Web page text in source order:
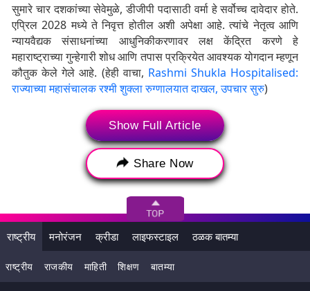
सुमारे चार दशकांच्या सेवेमुळे, डीजीपी पदासाठी वर्मा हे सर्वोच्च दावेदार होते.
एप्रिल 2028 मध्ये ते निवृत्त होतील अशी अपेक्षा आहे. त्यांचे नेतृत्व आणि
न्यायवैद्यक संसाधनांच्या आधुनिकीकरणावर लक्ष केंद्रित करणे हे
महाराष्ट्राच्या गुन्हेगारी शोध आणि तपास प्रक्रियेत आवश्यक योगदान म्हणून
कौतुक केले गेले आहे. (हेही वाचा, Rashmi Shukla Hospitalised:
राज्याच्या महासंचालक रश्मी शुक्ला रुग्णालयात दाखल, उपचार सुरु)
रश्मी शुक्ला यांच्या बदलीचे निवडणूक आयोगाचे
महाराष्ट्रात पार पडत असलेल्या विधानसभा निवडणूक 2024 साठी येत्या
20 नोव्हेंबर रोजी मतदान पार पडत आहे. या पार्श्वभूमीवर काँग्रेससह इतर
राजकीय पक्षांच्या तक्रारींचा हवाला देत निवडणूक आयोगाने
यांची बदली करण्याचे निर्देश महाराष्ट्र सरकारला दिले. निवडणूक आयोगाच्या
निर्देशांचा उद्देश तटस्थता सुनिश्चित करणे आणि निवडणुकीच्या काळात
कायद्याच्या अंमलबजावणीतील संभाव्य प्रभाव टाळणे हा होता. आयपीएस
संजय वर्मा यांची महाराष्ट्राचे डीजीपी म्हणून झालेली नियुक्ती ही
निवडणुकीच्या पार्श्वभूमीवर अतिशय महत्त्वाची मानली जात आहे.
Show Full Article
Share Now
राष्ट्रीय मनोरंजन क्रीडा लाइफस्टाइल ठळक बातम्या
राष्ट्रीय राजकीय माहिती शिक्षण बातम्या